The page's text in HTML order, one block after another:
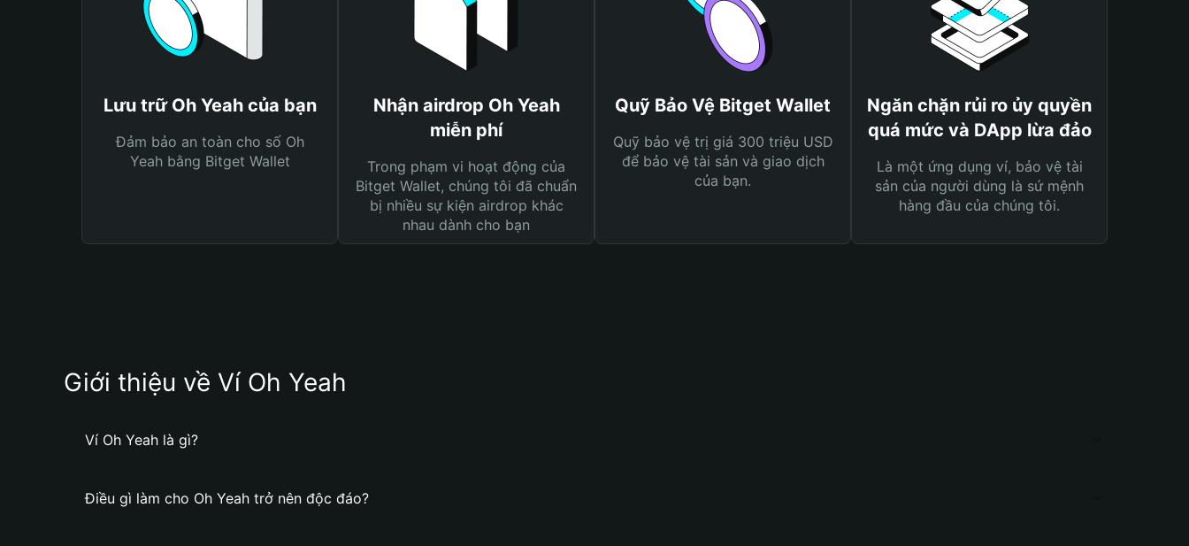
Lưu trữ Oh Yeah của bạn
Đảm bảo an toàn cho số Oh
Yeah bằng Bitget Wallet
Nhận airdrop Oh Yeah
miễn phí
Trong phạm vi hoạt động của
Bitget Wallet, chúng tôi đã chuẩn
bị nhiều sự kiện airdrop khác
nhau dành cho bạn
Quỹ Bảo Vệ Bitget Wallet
Quỹ bảo vệ trị giá 300 triệu USD
để bảo vệ tài sản và giao dịch
của bạn.
Ngăn chặn rủi ro ủy quyền
quá mức và DApp lừa đảo
Là một ứng dụng ví, bảo vệ tài
sản của người dùng là sứ mệnh
hàng đầu của chúng tôi.
Giới thiệu về Ví Oh Yeah
Ví Oh Yeah là gì?
Điều gì làm cho Oh Yeah trở nên độc đáo?